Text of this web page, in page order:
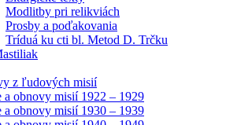
Modlitby pri relikviách
Prosby a poďakovania
Tríduá ku cti bl. Metod D. Trčku
z ľudových misií
a obnovy misií 1922 – 1929
a obnovy misií 1930 – 1939